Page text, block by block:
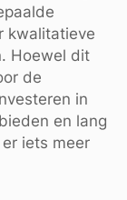
kwalitatieve
Hoewel dit
de
in
en lang
iets meer